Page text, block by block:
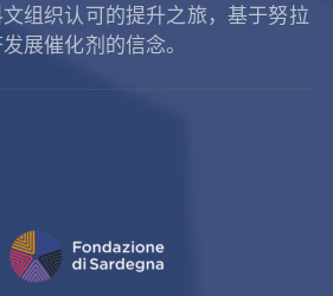
组织认可的提升之旅，基于努拉
展催化剂的信念。